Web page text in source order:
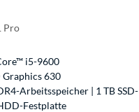
Pro
i5-9600
630
Arbeitsspeicher | 1 TB SSD-
Festplatte